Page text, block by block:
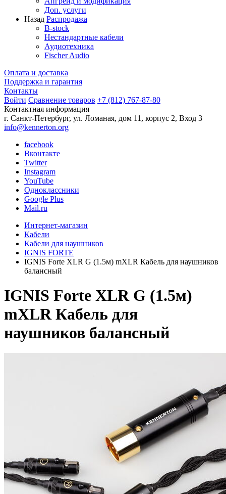
Доп. услуги
Назад Распродажа
B-stock
Нестандартные кабели
Аудиотехника
Fischer Audio
Оплата и доставка
Поддержка и гарантия
Контакты
Войти Сравнение товаров +7 (812) 767-87-80
Контактная информация
г. Санкт-Петербург, ул. Ломаная, дом 11, корпус 2, Вход 3
info@kennerton.org
facebook
Вконтакте
Twitter
Instagram
YouTube
Одноклассники
Google Plus
Mail.ru
Интернет-магазин
Кабели
Кабели для наушников
IGNIS FORTE
IGNIS Forte XLR G (1.5м) mXLR Кабель для наушников
балансный
IGNIS Forte XLR G (1.5м)
mXLR Кабель для
наушников балансный